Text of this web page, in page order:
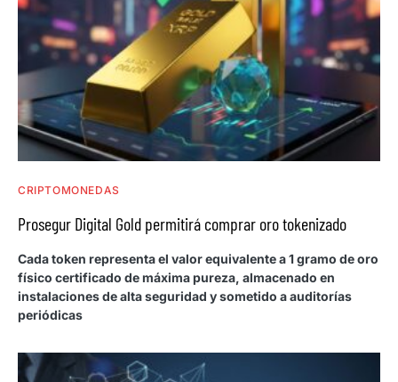
CRIPTOMONEDAS
Prosegur Digital Gold permitirá comprar oro tokenizado
Cada token representa el valor equivalente a 1 gramo de oro
físico certificado de máxima pureza, almacenado en
instalaciones de alta seguridad y sometido a auditorías
periódicas